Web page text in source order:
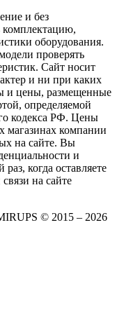
и без
комплектацию,
оборудования.
проверять
Сайт носит
и ни при каких
и цены, размещенные
определяемой
кодекса РФ. Цены
магазинах компании
на сайте. Вы
и
когда оставляете
на сайте
© 2015 – 2026